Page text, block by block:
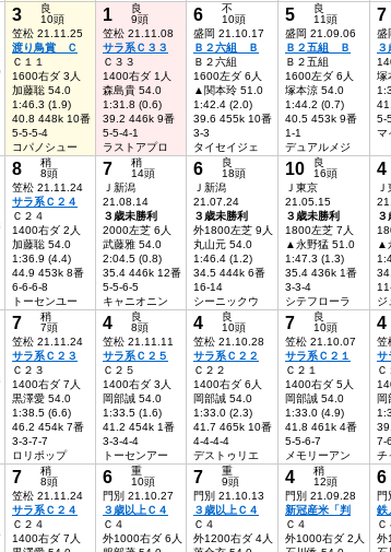
3
良
10頭
笠松 21.11.25
渡り鳥賞 Ｃ
Ｃ１１
1600右ダ 3人
加藤聡 54.0
1:46.3 (1.9)
40.8 448k 10番
5-5-5-4
コパノシュー
1
良
9頭
笠松 21.11.08
サラ系Ｃ３３
Ｃ３３
1400右ダ 1人
森島貴 54.0
1:31.8 (0.6)
39.2 446k 9番
5-5-4-1
ラストアプロ
6
不
10頭
盛岡 21.10.17
Ｂ２六組 Ｂ
Ｂ２六組
1600左ダ 6人
▲関本玲 51.0
1:42.4 (2.0)
39.6 455k 10番
3-3
タイセイジェ
5
良
11頭
盛岡 21.09.06
Ｂ２五組 Ｂ
Ｂ２五組
1600左ダ 6人
塚本涼 54.0
1:44.2 (0.7)
40.5 453k 9番
1-1
デュアルメジ
7
盛
３
塚
5-
マ
8
稍
8頭
笠松 21.11.24
サラ系Ｃ２４
Ｃ２４
1400右ダ 2人
加藤聡 54.0
1:36.9 (4.4)
44.9 453k 8番
6-6-6-8
トーセンユー
7
稍
14頭
Ｊ新潟
21.08.14
３歳未勝利
2000左芝 6人
武藤雅 54.0
2:04.5 (0.8)
35.4 446k 12番
5-5-6-5
キャニオニン
6
良
18頭
Ｊ新潟
21.07.24
３歳未勝利
外1800左芝 9人
丸山元 54.0
1:46.4 (1.2)
34.5 444k 6番
16-14
シーニックウ
10
良
16頭
Ｊ東京
21.05.15
３歳未勝利
1800左芝 7人
▲永野猛 51.0
1:47.3 (1.3)
35.4 436k 1番
3-3-4
シテフローラ
4
３
▲
ジ
7
稍
7頭
笠松 21.11.24
サラ系Ｃ２３
Ｃ２３
1400右ダ 7人
黒澤愛 54.0
1:38.5 (6.6)
46.2 454k 7番
3-3-7-7
ロリポップ
4
良
8頭
笠松 21.11.11
サラ系Ｃ２５
Ｃ２５
1400右ダ 3人
岡部誠 54.0
1:33.5 (1.6)
41.2 454k 1番
3-3-4-4
トーセンアー
4
良
10頭
笠松 21.10.28
サラ系Ｃ２２
Ｃ２２
1400右ダ 6人
岡部誠 54.0
1:33.0 (2.3)
41.7 465k 10番
4-4-4-4
デストゥリエ
7
良
10頭
笠松 21.10.07
サラ系Ｃ２１
Ｃ２１
1400右ダ 5人
岡部誠 54.0
1:33.0 (4.9)
41.8 461k 4番
5-5-6-7
メモリーアン
4
笠
サ
Ｃ
岡
7-
チ
7
稍
8頭
笠松 21.11.24
サラ系Ｃ２４
Ｃ２４
1400右ダ 7人
6
重
10頭
門別 21.10.27
３歳以上Ｃ４
Ｃ４
外1000右ダ 6人
7
重
9頭
門別 21.10.13
３歳以上Ｃ４
Ｃ４
外1200右ダ 4人
4
稍
12頭
門別 21.09.28
新冠産米「判
Ｃ４
外1000右ダ 2人
6
門
鉄
Ｃ
外